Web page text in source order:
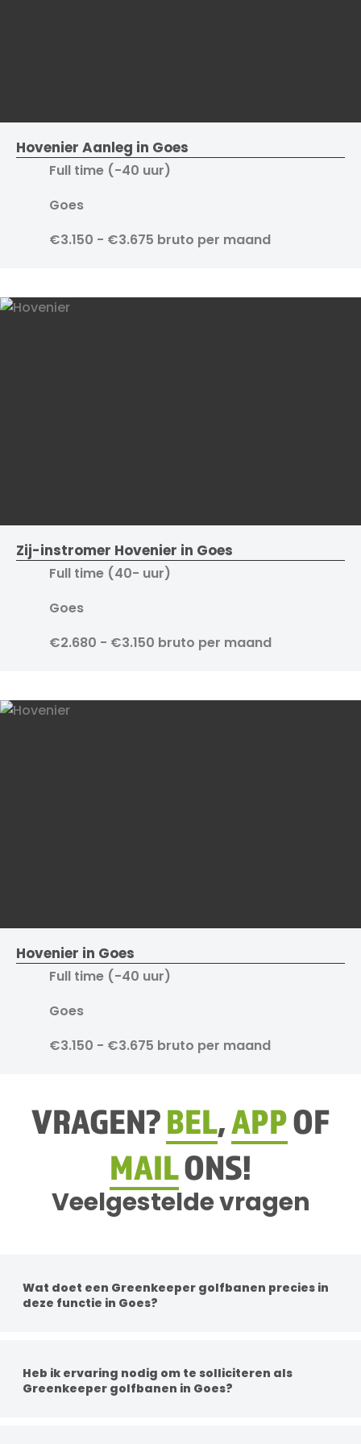
Hovenier Aanleg in Goes
Full time (-40 uur)
Goes
€3.150 - €3.675 bruto per maand
Zij-instromer Hovenier in Goes
Full time (40- uur)
Goes
€2.680 - €3.150 bruto per maand
Hovenier in Goes
Full time (-40 uur)
Goes
€3.150 - €3.675 bruto per maand
VRAGEN?BEL,APPOF
MAILONS!
Veelgestelde vragen
Wat doet een Greenkeeper golfbanen precies in
deze functie in Goes?
groenprojecten en het adviseren van klanten over
beplanting en verzorging.
Heb ik ervaring nodig om te solliciteren als
Greenkeeper golfbanen in Goes?